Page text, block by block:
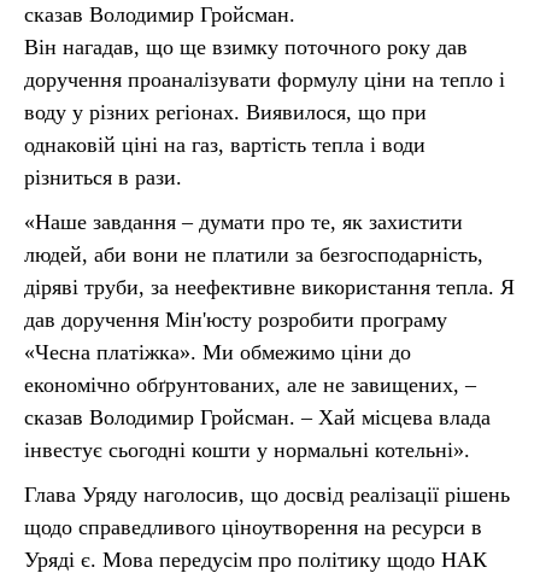
сказав Володимир Гройсман.
Він нагадав, що ще взимку поточного року дав
доручення проаналізувати формулу ціни на тепло і
воду у різних регіонах. Виявилося, що при
однаковій ціні на газ, вартість тепла і води
різниться в рази.
«Наше завдання – думати про те, як захистити
людей, аби вони не платили за безгосподарність,
діряві труби, за неефективне використання тепла. Я
дав доручення Мін'юсту розробити програму
«Чесна платіжка». Ми обмежимо ціни до
економічно обґрунтованих, але не завищених, –
сказав Володимир Гройсман. – Хай місцева влада
інвестує сьогодні кошти у нормальні котельні».
Глава Уряду наголосив, що досвід реалізації рішень
щодо справедливого ціноутворення на ресурси в
Уряді є. Мова передусім про політику щодо НАК